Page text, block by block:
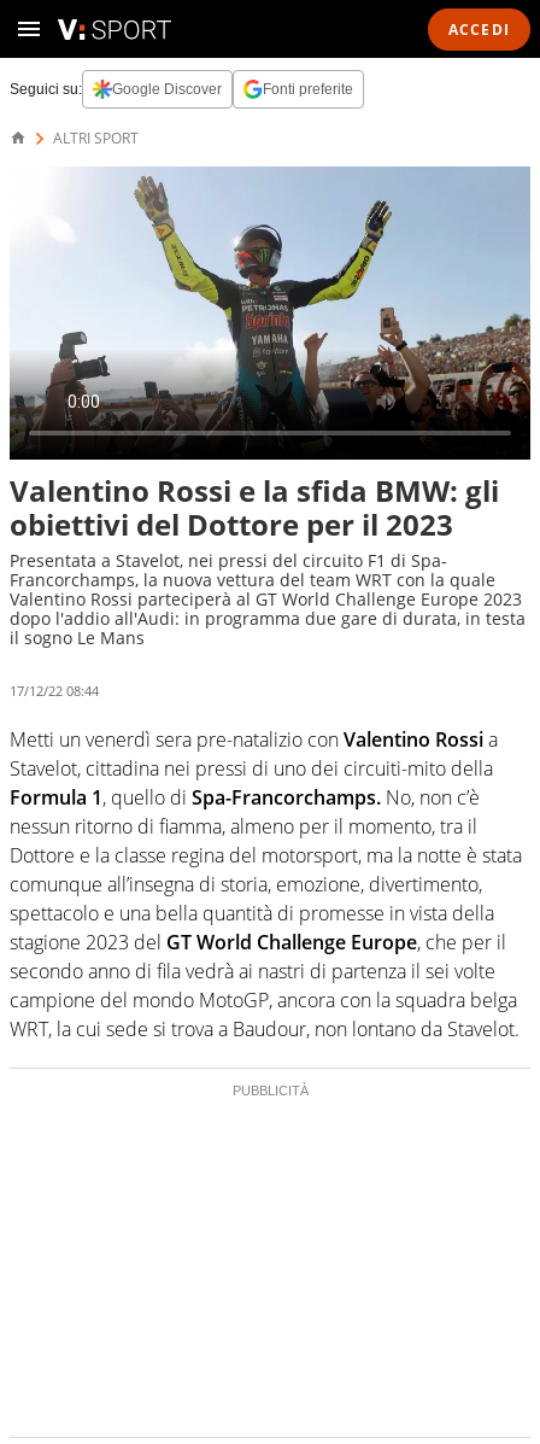
ACCEDI
Seguici su: Google Discover Fonti preferite
ALTRI SPORT
Valentino Rossi e la sfida BMW: gli
obiettivi del Dottore per il 2023
Presentata a Stavelot, nei pressi del circuito F1 di Spa-
Francorchamps, la nuova vettura del team WRT con la quale
Valentino Rossi parteciperà al GT World Challenge Europe 2023
dopo l'addio all'Audi: in programma due gare di durata, in testa
il sogno Le Mans
17/12/22 08:44
Metti un venerdì sera pre-natalizio conValentino Rossia
Stavelot, cittadina nei pressi di uno dei circuiti-mito della
Formula 1, quello di Spa-Francorchamps. No, non c’è
nessun ritorno di fiamma, almeno per il momento, tra il
Dottore e la classe regina del motorsport, ma la notte è stata
comunque all’insegna di storia, emozione, divertimento,
spettacolo e una bella quantità di promesse in vista della
stagione 2023 del GT World Challenge Europe, che per il
secondo anno di fila vedrà ai nastri di partenza il sei volte
campione del mondo MotoGP, ancora con la squadra belga
WRT, la cui sede si trova a Baudour, non lontano da Stavelot.